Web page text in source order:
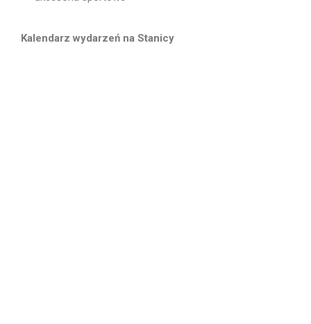
Kalendarz wydarzeń na Stanicy